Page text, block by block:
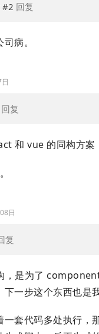
#2 回复
病。
回复
和 vue 的同构方案
日
复
是为了
一步这个东西也是
一套代码多处执行，